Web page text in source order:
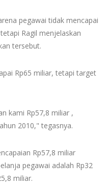
pegawai tidak mencapai
Ragil menjelaskan
tersebut.
Rp65 miliar, tetapi target
kami Rp57,8 miliar ,
2010," tegasnya.
Rp57,8 miliar
pegawai adalah Rp32
miliar.